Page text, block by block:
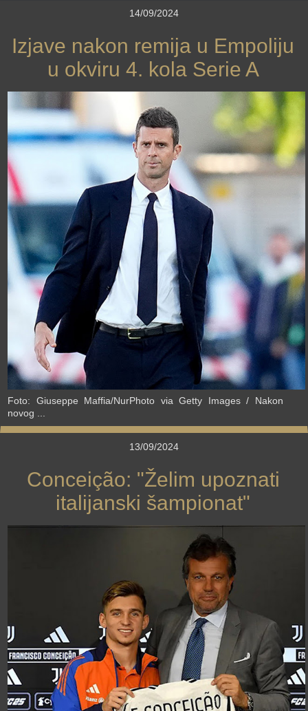
14/09/2024
Izjave nakon remija u Empoliju
u okviru 4. kola Serie A
›
Foto: Giuseppe Maffia/NurPhoto via Getty Images / Nakon
novog ...
13/09/2024
Conceição: "Želim upoznati
italijanski šampionat"
›